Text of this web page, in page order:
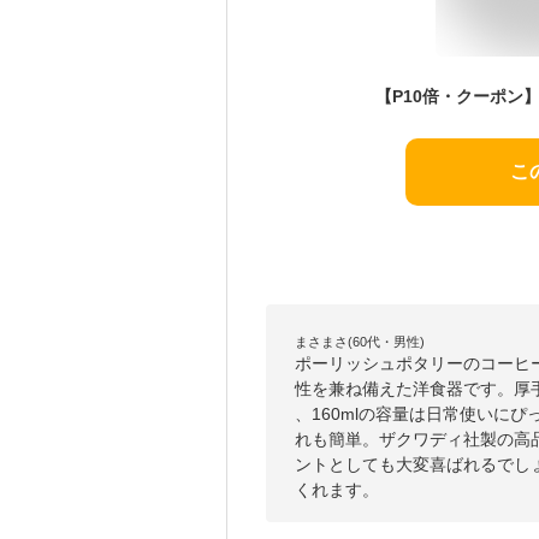
こ
まさまさ(60代・男性)
ポーリッシュポタリーのコー
性を兼ね備えた洋食器です。
、160mlの容量は日常使いに
れも簡単。ザクワディ社製の
ントとしても大変喜ばれるで
くれます。